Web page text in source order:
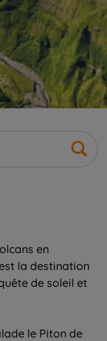
en
la destination
de soleil et
le Piton de